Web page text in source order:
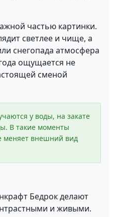
частью картинки.
светлее и чище, а
снегопада атмосфера
ощущается не
сменой
у воды, на закате
В такие моменты
меняет внешний вид
Бедрок делают
и живыми.